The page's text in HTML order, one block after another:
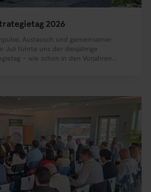
2026
Austausch und gemeinsamer
Juli führte uns der diesjährige
– wie schon in den Vorjahren...